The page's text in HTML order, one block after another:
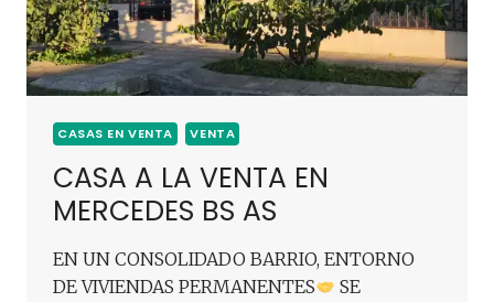
CASAS EN VENTA VENTA
CASA A LA VENTA EN
MERCEDES BS AS
EN UN CONSOLIDADO BARRIO, ENTORNO
DE VIVIENDAS PERMANENTES
SE